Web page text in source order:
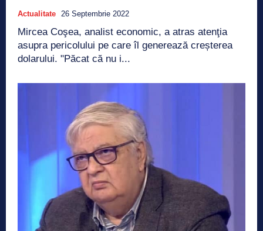
Actualitate 26 Septembrie 2022
Mircea Coşea, analist economic, a atras atenţia
asupra pericolului pe care îl generează creșterea
dolarului. "Păcat că nu i...